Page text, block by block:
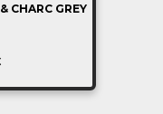
CHARC GREY